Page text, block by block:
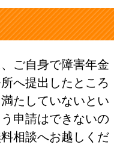
ご自身で障害年金
へ提出したところ
たしていないとい
申請はできないの
相談へお越しくだ